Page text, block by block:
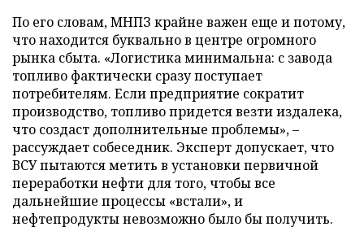
По его словам, МНПЗ крайне важен еще и потому,
что находится буквально в центре огромного
рынка сбыта. «Логистика минимальна: с завода
топливо фактически сразу поступает
потребителям. Если предприятие сократит
производство, топливо придется везти издалека,
что создаст дополнительные проблемы», –
рассуждает собеседник. Эксперт допускает, что
ВСУ пытаются метить в установки первичной
переработки нефти для того, чтобы все
дальнейшие процессы «встали», и
нефтепродукты невозможно было бы получить.